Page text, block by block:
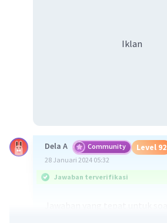
Iklan
Dela A Community Level 92
28 Januari 2024 05:32
Jawaban terverifikasi